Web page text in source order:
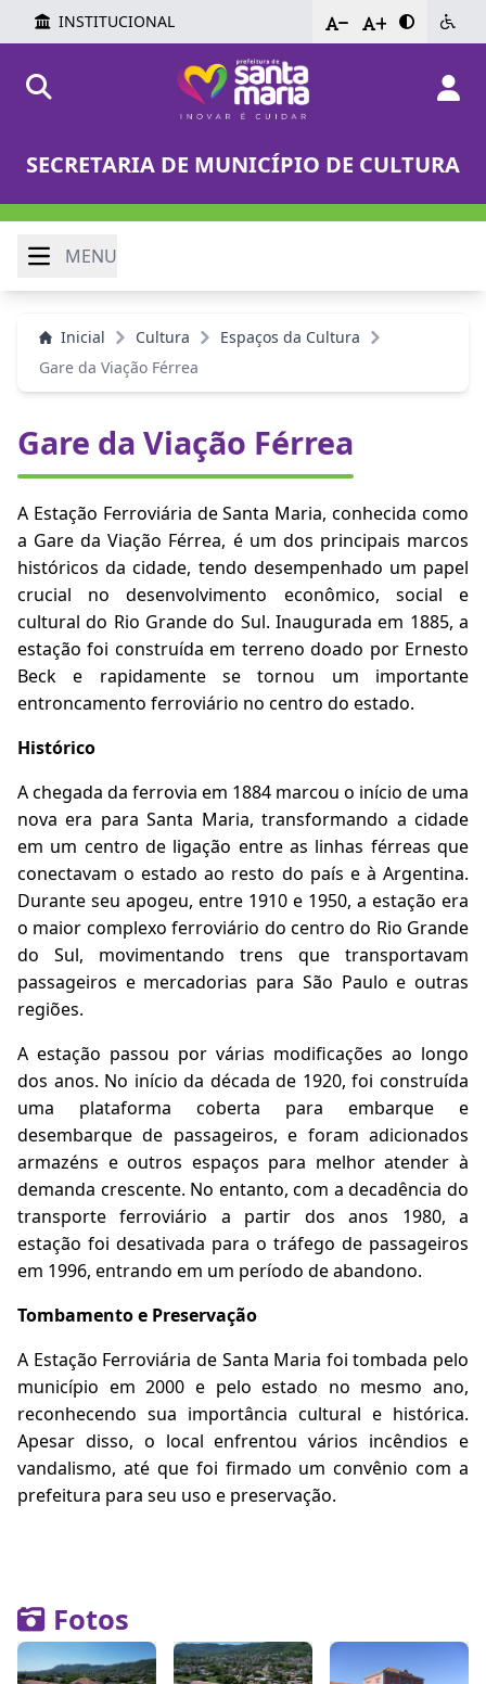
INSTITUCIONAL - +
SECRETARIA DE MUNICÍPIO DE CULTURA
MENU
Inicial Cultura
Espaços da Cultura
Gare da Viação Férrea
Gare da Viação Férrea
A Estação Ferroviária de Santa Maria, conhecida como
a Gare da Viação Férrea, é um dos principais marcos
históricos da cidade, tendo desempenhado um papel
crucial no desenvolvimento econômico, social e
cultural do Rio Grande do Sul. Inaugurada em 1885, a
estação foi construída em terreno doado por Ernesto
Beck e rapidamente se tornou um importante
entroncamento ferroviário no centro do estado.
Histórico
A chegada da ferrovia em 1884 marcou o início de uma
nova era para Santa Maria, transformando a cidade
em um centro de ligação entre as linhas férreas que
conectavam o estado ao resto do país e à Argentina.
Durante seu apogeu, entre 1910 e 1950, a estação era
o maior complexo ferroviário do centro do Rio Grande
do Sul, movimentando trens que transportavam
passageiros e mercadorias para São Paulo e outras
regiões.
A estação passou por várias modificações ao longo
dos anos. No início da década de 1920, foi construída
uma plataforma coberta para embarque e
desembarque de passageiros, e foram adicionados
armazéns e outros espaços para melhor atender à
demanda crescente. No entanto, com a decadência do
transporte ferroviário a partir dos anos 1980, a
estação foi desativada para o tráfego de passageiros
em 1996, entrando em um período de abandono.
Tombamento e Preservação
A Estação Ferroviária de Santa Maria foi tombada pelo
município em 2000 e pelo estado no mesmo ano,
reconhecendo sua importância cultural e histórica.
Apesar disso, o local enfrentou vários incêndios e
vandalismo, até que foi firmado um convênio com a
prefeitura para seu uso e preservação.
Fotos